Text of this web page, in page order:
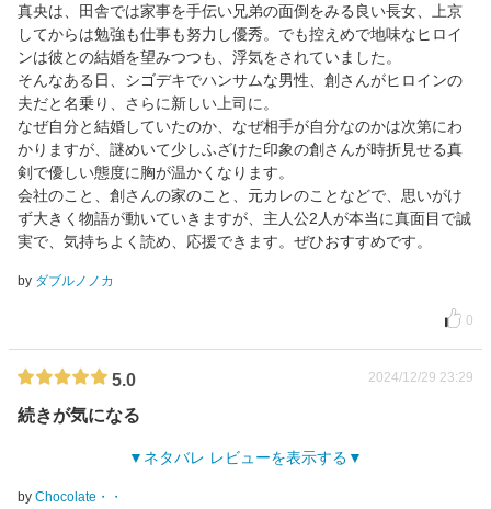
真央は、田舎では家事を手伝い兄弟の面倒をみる良い長女、上京
してからは勉強も仕事も努力し優秀。でも控えめで地味なヒロイ
ンは彼との結婚を望みつつも、浮気をされていました。
そんなある日、シゴデキでハンサムな男性、創さんがヒロインの
夫だと名乗り、さらに新しい上司に。
なぜ自分と結婚していたのか、なぜ相手が自分なのかは次第にわ
かりますが、謎めいて少しふざけた印象の創さんが時折見せる真
剣で優しい態度に胸が温かくなります。
会社のこと、創さんの家のこと、元カレのことなどで、思いがけ
ず大きく物語が動いていきますが、主人公2人が本当に真面目で誠
実で、気持ちよく読め、応援できます。ぜひおすすめです。
by ダブルノノカ
0
5.0 2024/12/29 23:29
続きが気になる
ネタバレ レビューを表示する
by Chocolate・・